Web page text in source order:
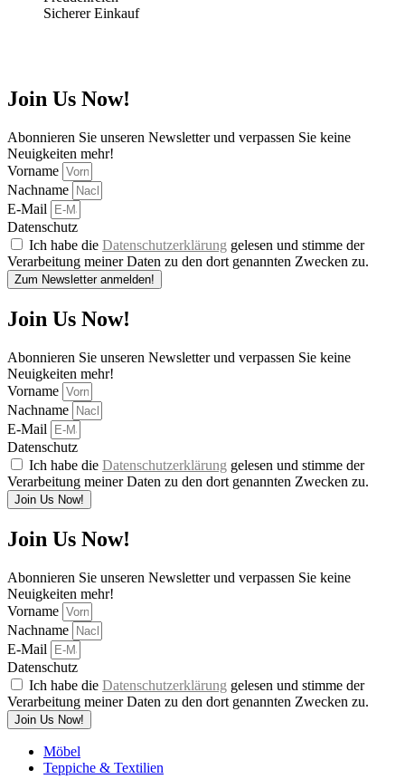
Sicherer Einkauf
Join Us Now!
Abonnieren Sie unseren Newsletter und verpassen Sie keine
Neuigkeiten mehr!
Vorname
Nachname
E-Mail
Datenschutz
Ich habe die Datenschutzerklärung gelesen und stimme der
Verarbeitung meiner Daten zu den dort genannten Zwecken zu.
Zum Newsletter anmelden!
Join Us Now!
Abonnieren Sie unseren Newsletter und verpassen Sie keine
Neuigkeiten mehr!
Vorname
Nachname
E-Mail
Datenschutz
Ich habe die Datenschutzerklärung gelesen und stimme der
Verarbeitung meiner Daten zu den dort genannten Zwecken zu.
Join Us Now!
Join Us Now!
Abonnieren Sie unseren Newsletter und verpassen Sie keine
Neuigkeiten mehr!
Vorname
Nachname
E-Mail
Datenschutz
Ich habe die Datenschutzerklärung gelesen und stimme der
Verarbeitung meiner Daten zu den dort genannten Zwecken zu.
Join Us Now!
Möbel
Teppiche & Textilien